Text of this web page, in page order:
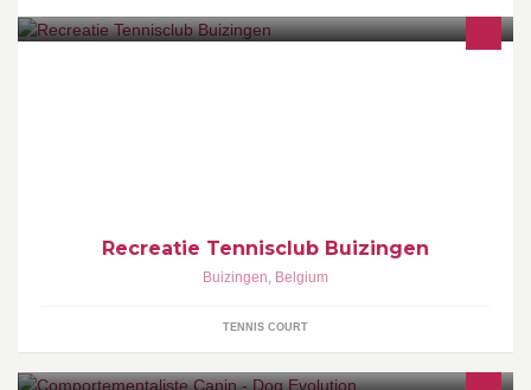
Recreatie Tennisclub Buizingen
Buizingen, Belgium
TENNIS COURT